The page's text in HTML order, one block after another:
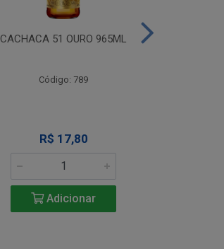
CACHACA 51 OURO 965ML
Código: 789
R$ 17,80
Adicionar